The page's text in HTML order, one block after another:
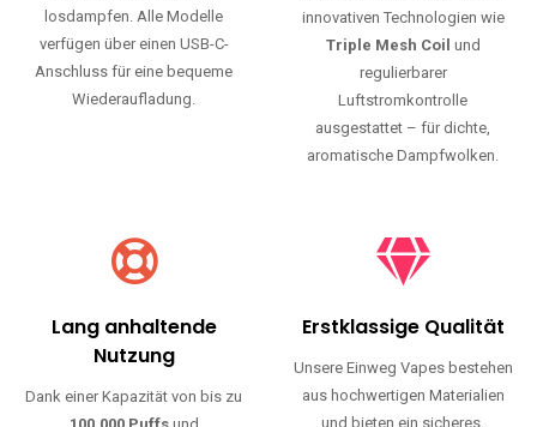
losdampfen. Alle Modelle
verfügen über einen USB-C-
Anschluss für eine bequeme
Wiederaufladung.
innovativen Technologien wie
Triple Mesh Coil und
regulierbarer
Luftstromkontrolle
ausgestattet – für dichte,
aromatische Dampfwolken.
Lang anhaltende
Nutzung
Dank einer Kapazität von bis zu
Erstklassige Qualität
Unsere Einweg Vapes bestehen
aus hochwertigen Materialien
und bieten ein sicheres,